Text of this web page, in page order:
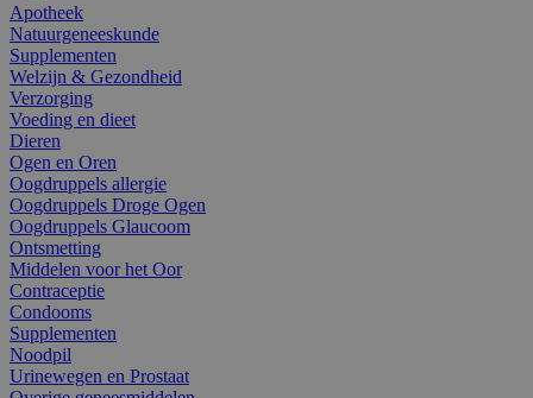
Apotheek
Natuurgeneeskunde
Supplementen
Welzijn & Gezondheid
Verzorging
Voeding en dieet
Dieren
Ogen en Oren
Oogdruppels allergie
Oogdruppels Droge Ogen
Oogdruppels Glaucoom
Ontsmetting
Middelen voor het Oor
Contraceptie
Condooms
Supplementen
Noodpil
Urinewegen en Prostaat